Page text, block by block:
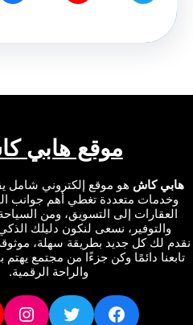
موقع هابي
كاشهو موقع إلكتروني شامل يقدم
متعددة تغطي أهم جوانب الحياة
إلى التسويق، ومن السياحة إلى
نسعى لنكون دليلك الذكي
لك كل جديد بطريقة سهلة، موثوقة،
دائمًا وكن جزءًا من مجتمع يهتم
والراحة الرقمية.
Instagram
YouTube